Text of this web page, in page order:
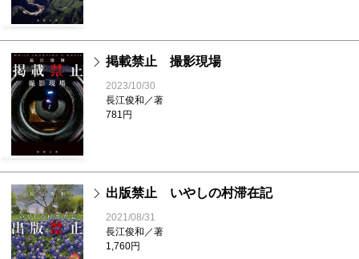
掲載禁止 撮影現場
2023/10/30
長江俊和／著
781円
出版禁止 いやしの村滞在記
2021/08/31
長江俊和／著
1,760円